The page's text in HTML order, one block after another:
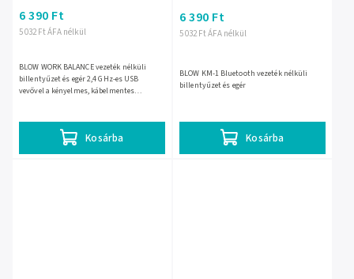
5 032 Ft ÁFA nélkül
6 390 Ft
Kosárba
BLOW WORK BALANCE vezeték nélküli
billentyűzet és egér 2,4 GHz-es USB
vevővel a kényelmes, kábelmentes
5 032 Ft ÁFA nélkül
6 390 Ft
Kosárba
BLOW KM-1 Bluetooth vezeték nélküli
billentyűzet és egér